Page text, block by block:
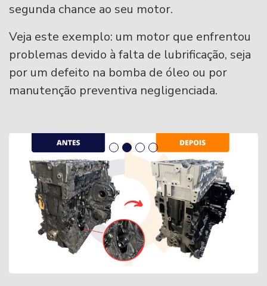
segunda chance ao seu motor.
Veja este exemplo: um motor que enfrentou
problemas devido à falta de lubrificação, seja
por um defeito na bomba de óleo ou por
manutenção preventiva negligenciada.